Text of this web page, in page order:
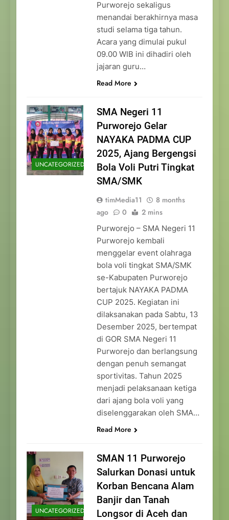
Purworejo sekaligus
menandai berakhirnya masa
studi selama tiga tahun.
Acara yang dimulai pukul
09.00 WIB ini dihadiri oleh
jajaran guru…
Read More
UNCATEGORIZED
SMA Negeri 11
Purworejo Gelar
NAYAKA PADMA CUP
2025, Ajang Bergengsi
Bola Voli Putri Tingkat
SMA/SMK
timMedia11
8 months
ago
0 2 mins
Purworejo – SMA Negeri 11
Purworejo kembali
menggelar event olahraga
bola voli tingkat SMA/SMK
se-Kabupaten Purworejo
bertajuk NAYAKA PADMA
CUP 2025. Kegiatan ini
dilaksanakan pada Sabtu, 13
Desember 2025, bertempat
di GOR SMA Negeri 11
Purworejo dan berlangsung
dengan penuh semangat
sportivitas. Tahun 2025
menjadi pelaksanaan ketiga
dari ajang bola voli yang
diselenggarakan oleh SMA…
Read More
UNCATEGORIZED
SMAN 11 Purworejo
Salurkan Donasi untuk
Korban Bencana Alam
Banjir dan Tanah
Longsor di Aceh dan